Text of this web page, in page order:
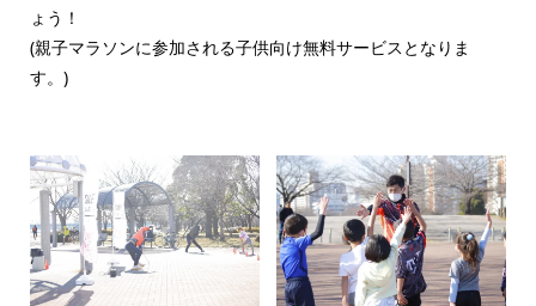
ょう！
(親子マラソンに参加される子供向け無料サービスとなりま
す。)